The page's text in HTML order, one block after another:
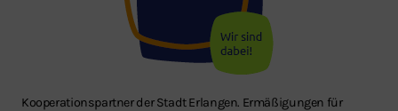
Kooperationspartner der Stadt Erlangen. Ermäßigungen für